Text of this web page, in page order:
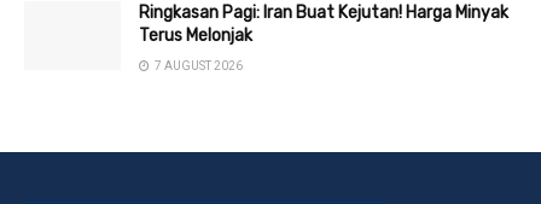
Ringkasan Pagi: Iran Buat Kejutan! Harga Minyak
Terus Melonjak
7 AUGUST 2026